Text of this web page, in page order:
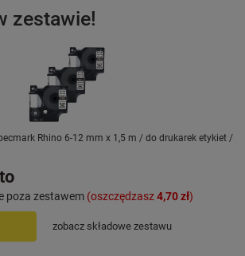
zestawie!
Rhino 6-12 mm x 1,5 m / do drukarek etykiet /
poza zestawem (oszczędzasz4,70 zł)
zobacz składowe zestawu